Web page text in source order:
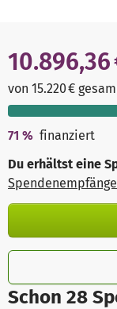
Schon 28
10.896,36
von 15.220 €
71 % finanziert
Du erhältst eine